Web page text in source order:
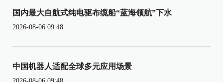
国内最大自航式纯电驱布缆船“蓝海领航”下水
2026-08-06 09:48
中国机器人适配全球多元应用场景